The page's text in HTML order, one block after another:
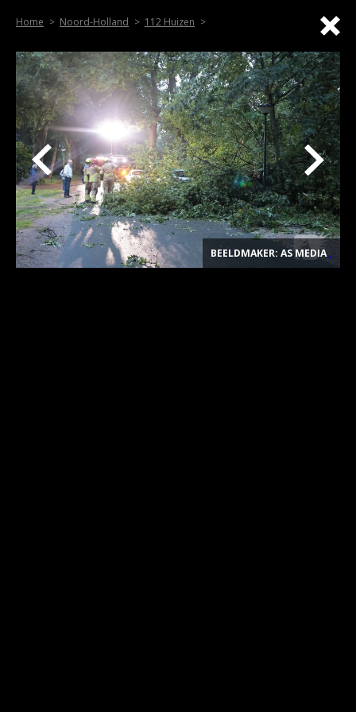
Home Noord-Holland 112 Huizen
BEELDMAKER: AS MEDIA.